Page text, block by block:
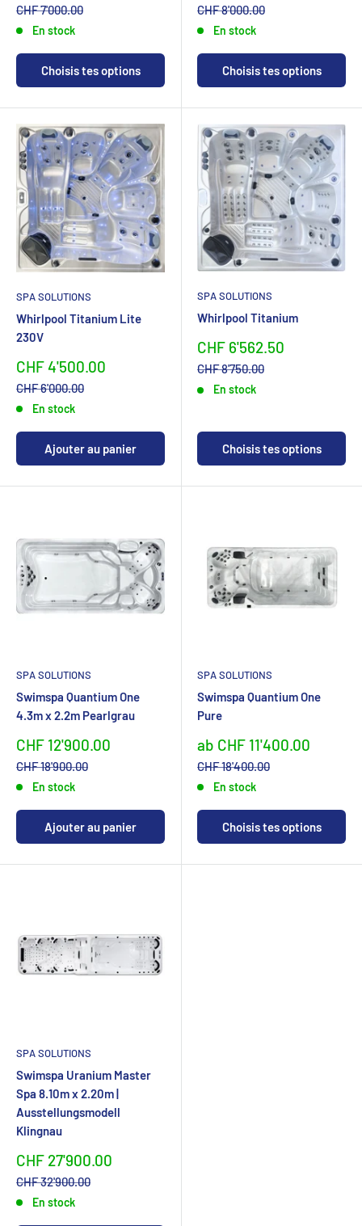
Normalpreis
CHF 7'000.00
En stock
Choisis tes options
Normalpreis
CHF 8'000.00
En stock
Choisis tes options
SPA SOLUTIONS
Whirlpool Titanium Lite
230V
Sonderpreis
CHF 4'500.00
Normalpreis
CHF 6'000.00
En stock
Ajouter au panier
SPA SOLUTIONS
Whirlpool Titanium
Sonderpreis
CHF 6'562.50
Normalpreis
CHF 8'750.00
En stock
Choisis tes options
SPA SOLUTIONS
Swimspa Quantium One
4.3m x 2.2m Pearlgrau
Sonderpreis
CHF 12'900.00
Normalpreis
CHF 18'900.00
En stock
Ajouter au panier
SPA SOLUTIONS
Swimspa Quantium One
Pure
Sonderpreis
ab CHF 11'400.00
Normalpreis
CHF 18'400.00
En stock
Choisis tes options
SPA SOLUTIONS
Swimspa Uranium Master
Spa 8.10m x 2.20m |
Ausstellungsmodell
Klingnau
Sonderpreis
CHF 27'900.00
Normalpreis
CHF 32'900.00
En stock